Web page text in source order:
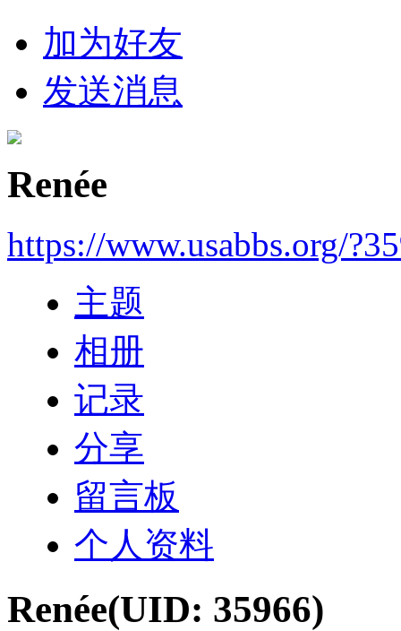
加为好友
发送消息
Renée
https://www.usabbs.org/
主题
相册
记录
分享
留言板
个人资料
Renée(UID: 35966)